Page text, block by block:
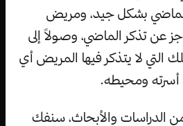
الماضي بشكل جيد، ومريض
عن تذكر الماضي، وصولاً إلى
التي لا يتذكر فيها المريض أي
ومحيطه.
والأبحاث، سنفك